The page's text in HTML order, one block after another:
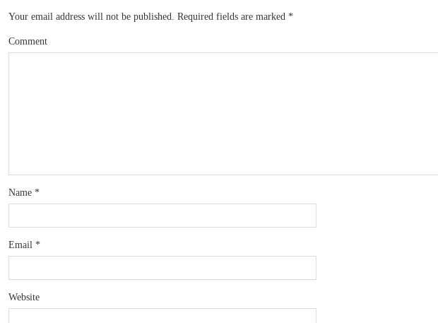
Your email address will not be published. Required fields are marked *
Comment
Name *
Email *
Website